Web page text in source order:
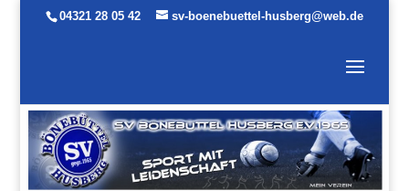
04321 28 05 42 sv-boenebuettel-husberg@web.de